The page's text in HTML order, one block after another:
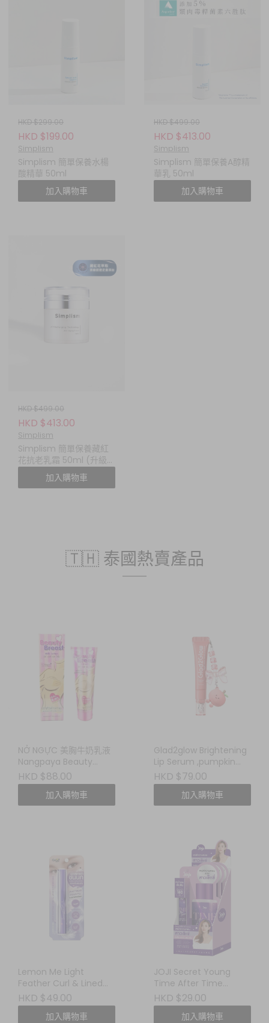
HKD $299.00
HKD $199.00
Simplism
Simplism 簡單保養水楊
酸精華 50ml
加入購物車
HKD $499.00
HKD $413.00
Simplism
Simplism 簡單保養A醇精
華乳 50ml
加入購物車
HKD $499.00
HKD $413.00
Simplism
Simplism 簡單保養藏紅
花抗老乳霜 50ml (升級
版)
加入購物車
🇹🇭 泰國熱賣產品
NỞ NGỰC 美胸牛奶乳液
Nangpaya Beauty
Breast Milk Lotion
HKD $88.00
加入購物車
Glad2glow Brightening
Lip Serum ,pumpkin
frost 修護潤唇精華
HKD $79.00
加入購物車
Lemon Me Light
Feather Curl & Lined
Up Mascara 輕羽捲翹睫
毛膏
HKD $49.00
加入購物車
JOJI Secret Young
Time After Time
Perfume Body Mist
(10ml 隨身瓶)
HKD $29.00
加入購物車